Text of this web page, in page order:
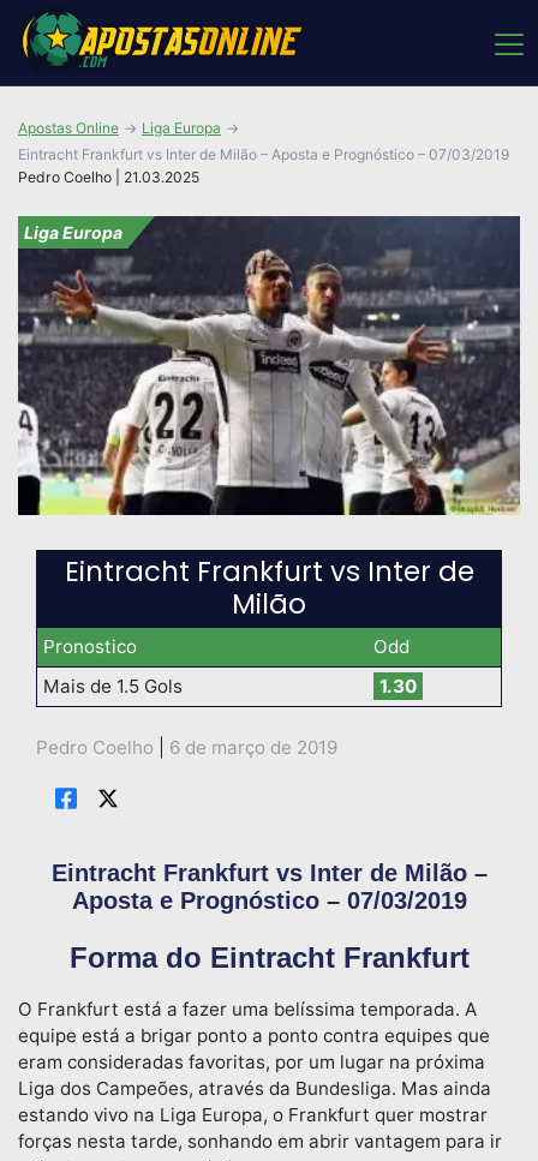
Pedro Coelho | 21.03.2025
Apostas Online
Liga Europa
Eintracht Frankfurt vs Inter de Milão – Aposta e Prognóstico – 07/03/2019
Liga Europa
Eintracht Frankfurt vs Inter de
Milão
Pronostico
Odd
Mais de 1.5 Gols
1.30
Pedro Coelho 6 de março de 2019
Eintracht Frankfurt vs Inter de Milão –
Aposta e Prognóstico – 07/03/2019
Forma do Eintracht Frankfurt
O Frankfurt está a fazer uma belíssima temporada. A
equipe está a brigar ponto a ponto contra equipes que
eram consideradas favoritas, por um lugar na próxima
Liga dos Campeões, através da Bundesliga. Mas ainda
estando vivo na Liga Europa, o Frankfurt quer mostrar
forças nesta tarde, sonhando em abrir vantagem para ir